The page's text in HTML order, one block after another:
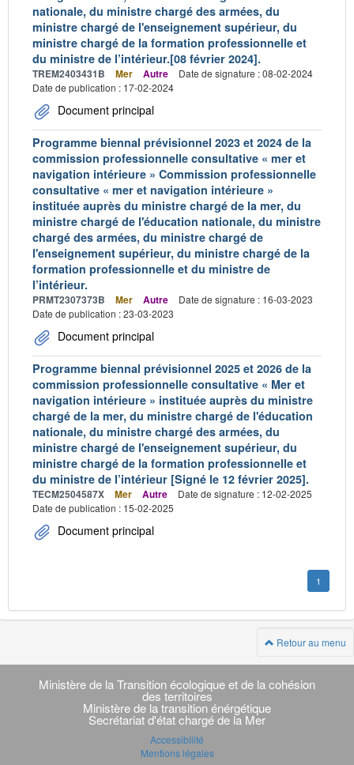
nationale, du ministre chargé des armées, du
ministre chargé de l'enseignement supérieur, du
ministre chargé de la formation professionnelle et
du ministre de l’intérieur.[08 février 2024].
TREM2403431B Mer Autre
Date de signature : 08-02-2024
Date de publication : 17-02-2024
Document principal
Programme biennal prévisionnel 2023 et 2024 de la
commission professionnelle consultative « mer et
navigation intérieure » Commission professionnelle
consultative « mer et navigation intérieure »
instituée auprès du ministre chargé de la mer, du
ministre chargé de l'éducation nationale, du ministre
chargé des armées, du ministre chargé de
l'enseignement supérieur, du ministre chargé de la
formation professionnelle et du ministre de
l’intérieur.
PRMT2307373B Mer Autre
Date de signature : 16-03-2023
Date de publication : 23-03-2023
Document principal
Programme biennal prévisionnel 2025 et 2026 de la
commission professionnelle consultative « Mer et
navigation intérieure » instituée auprès du ministre
chargé de la mer, du ministre chargé de l'éducation
nationale, du ministre chargé des armées, du
ministre chargé de l'enseignement supérieur, du
ministre chargé de la formation professionnelle et
du ministre de l’intérieur [Signé le 12 février 2025].
TECM2504587X Mer Autre
Date de signature : 12-02-2025
Date de publication : 15-02-2025
Document principal
1
Retour au menu
Navigation
transverse
Ministère de la Transition écologique et de la cohésion
des territoires
Ministère de la transition énérgétique
Secrétariat d'état chargé de la Mer
Accessibilité
Mentions légales